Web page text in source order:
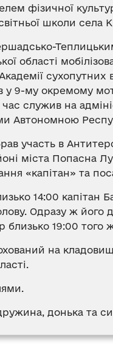
фізичної
школи
області
сухопутних
у 9-му окремому
час служив на
Автономною
участь в
міста Попасна
«капітан» та
14:00 капітан
Одразу ж його
близько 19:00 того
на
донька та